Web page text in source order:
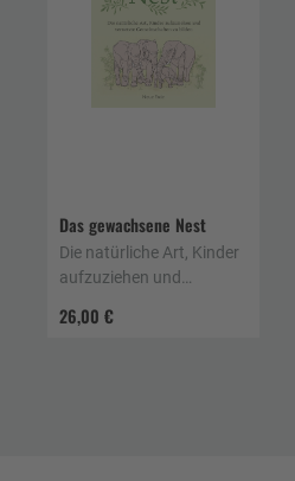
Das gewachsene Nest
26,00 €
Die natürliche Art, Kinder
aufzuziehen und
Gemeinschaften zu